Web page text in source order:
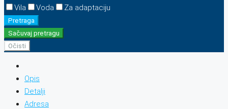
Vila
Voda Za adaptaciju
Pretraga
Sačuvaj pretragu
Očisti
Opis
Detalji
Adresa